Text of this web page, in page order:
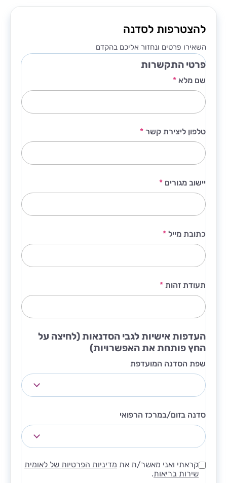
להצטרפות לסדנה
השאירו פרטים ונחזור אליכם בהקדם
פרטי התקשרות
שם מלא *
טלפון ליצירת קשר *
יישוב מגורים *
כתובת מייל *
תעודת זהות *
העדפות אישיות לגבי הסדנאות (לחיצה על
החץ פותחת את האפשרויות)
שפת הסדנה המועדפת
סדנה בזום/במרכז הרפואי
קראתי ואני מאשר/ת את מדיניות הפרטיות של לאומית
שירות בריאות.